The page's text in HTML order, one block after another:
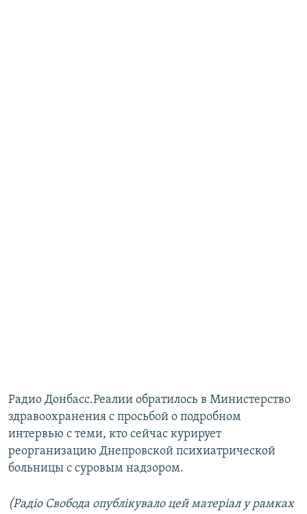
Радио Донбасс.Реалии обратилось в Министерство
здравоохранения с просьбой о подробном
интервью с теми, кто сейчас курирует
реорганизацию Днепровской психиатрической
больницы с суровым надзором.
(Радіо Свобода опублікувало цей матеріал у рамках